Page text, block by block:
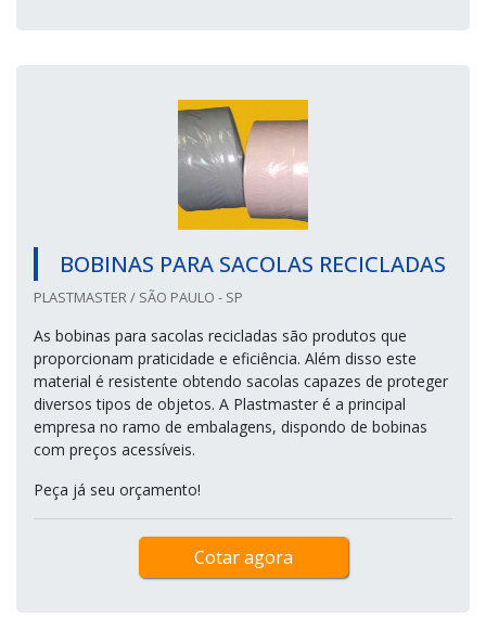
BOBINAS PARA SACOLAS RECICLADAS
PLASTMASTER / SÃO PAULO - SP
As bobinas para sacolas recicladas são produtos que
proporcionam praticidade e eficiência. Além disso este
material é resistente obtendo sacolas capazes de proteger
diversos tipos de objetos. A Plastmaster é a principal
empresa no ramo de embalagens, dispondo de bobinas
com preços acessíveis.
Peça já seu orçamento!
Cotar agora